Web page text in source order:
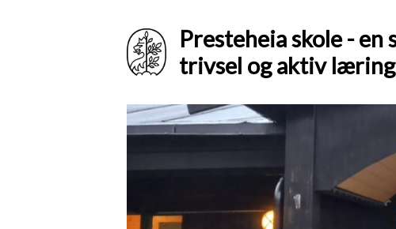
Presteheia skole -
trivsel og aktiv læring